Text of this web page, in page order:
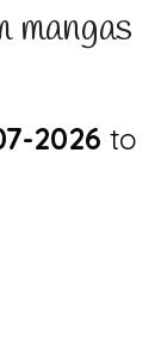
2026 to